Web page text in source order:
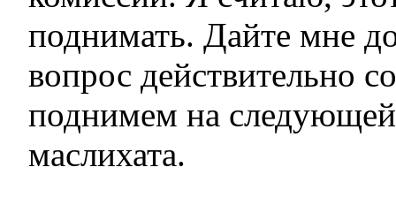
поднимать. Дайте мне
вопрос действительно
поднимем на
маслихата.